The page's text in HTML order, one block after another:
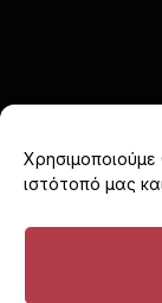
ιστότοπό μας